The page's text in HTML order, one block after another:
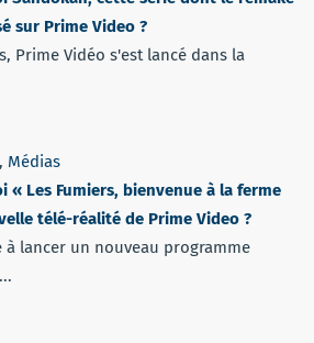
sur Prime Video ?
Prime Vidéo s'est lancé dans la
, Médias
« Les Fumiers, bienvenue à la ferme
télé-réalité de Prime Video ?
à lancer un nouveau programme